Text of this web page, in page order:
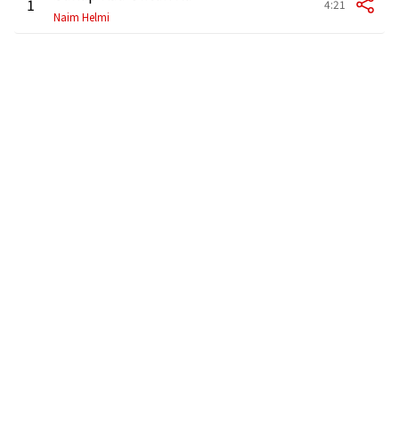
Naim Helmi
4:21